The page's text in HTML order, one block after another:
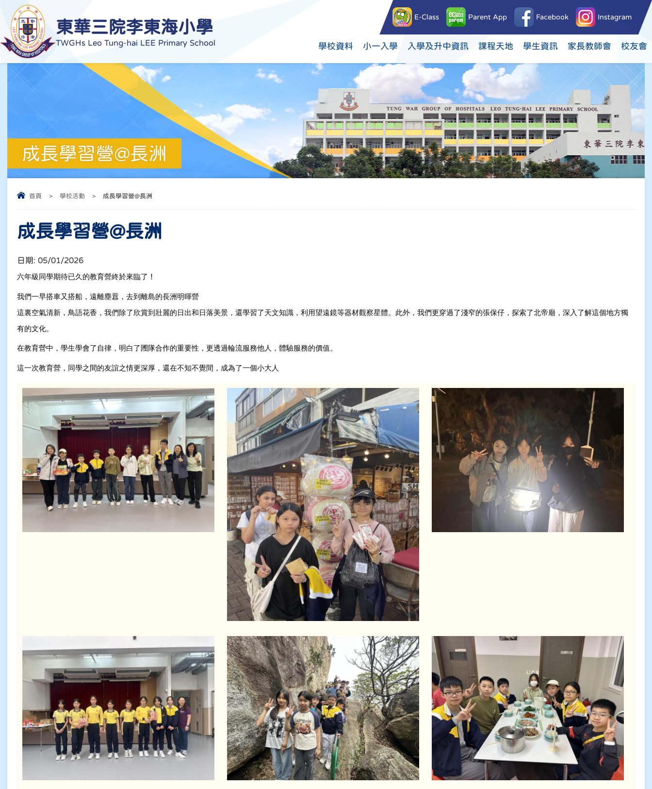
東華三院李東海小學
TWGHs Leo Tung-hai LEE Primary School
E-Class Parent App Facebook Instagram
學校資料 小一入學 入學及升中資訊 課程天地 學生資訊 家長教師會 校友會
成長學習營@長洲
首頁 > 學校活動 > 成長學習營@長洲
成長學習營@長洲
日期: 05/01/2026
六年級同學期待已久的教育營終於來臨了 ！
我們一早搭車又搭船，遠離塵囂，去到離島的長洲明暉營
這裏空氣清新，鳥語花香，我們除了欣賞到壯麗的日出和日落美景，還學習了天文知識，利用望遠鏡等器材觀察星體。此外，我們更穿過了淺窄的張保仔，探索了北帝廟，深入了解這個地方獨
有的文化。
在教育營中，學生學會了自律，明白了圑隊合作的重要性，更透過輪流服務他人，體驗服務的價值。
這一次教育營，同學之間的友誼之情更深厚，還在不知不覺間，成為了一個小大人